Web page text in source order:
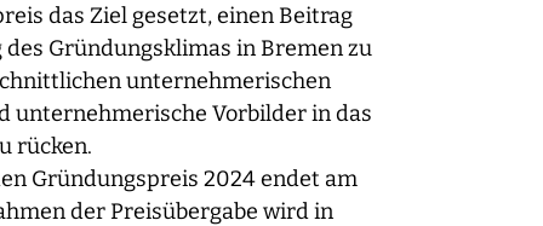
das Ziel gesetzt, einen Beitrag
Gründungsklimas in Bremen zu
unternehmerischen
unternehmerische Vorbilder in das
rücken.
Gründungspreis 2024 endet am
der Preisübergabe wird in